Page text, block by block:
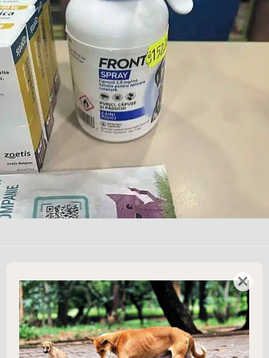
Geef een reactie
Je e-mailadres wordt niet gepubliceerd. Vereiste velden zijn gemarkeerd met*
Reactie*
×